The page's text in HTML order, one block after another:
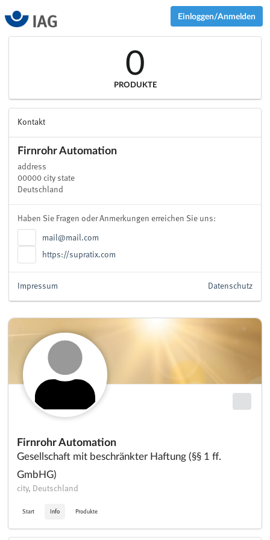
Einloggen/Anmelden
Firnrohr Automation
Gesellschaft mit beschränkter Haftung (§§ 1 ff.
GmbHG)
city, Deutschland
Start Info Produkte
0
PRODUKTE
Kontakt
Firnrohr Automation
address
00000 city state
Deutschland
Haben Sie Fragen oder Anmerkungen erreichen Sie uns:
mail@mail.com
https://supratix.com
Datenschutz
Impressum